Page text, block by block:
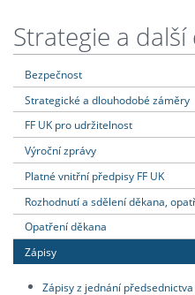
Strategie a
Bezpečnost
Strategické a dlouhodobé záměry
FF UK pro udržitelnost
Výroční zprávy
Platné vnitřní předpisy FF UK
Rozhodnutí a sdělení děkana,
Opatření děkana
Zápisy
Zápisy z jednání